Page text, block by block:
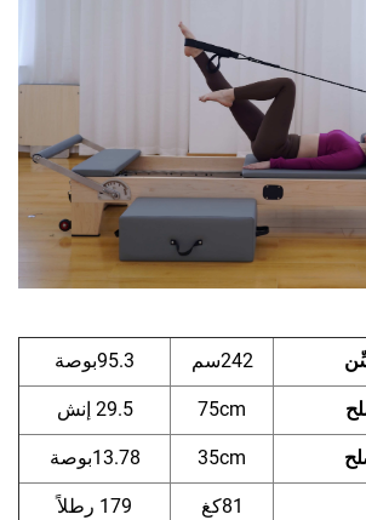
242سم 95.3بوصة
75cm 29.5 إنش
35cm 13.78بوصة
81كغ 179 رطلاً